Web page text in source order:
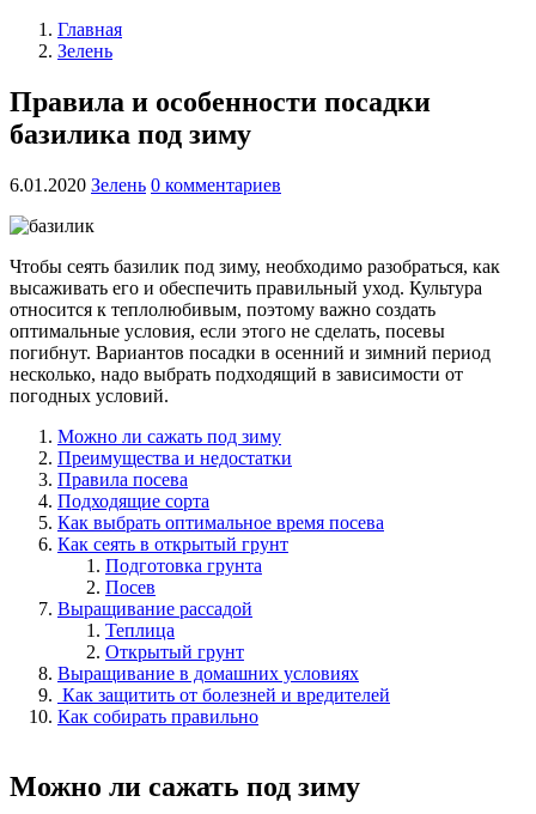
Главная
Зелень
Правила и особенности посадки
базилика под зиму
6.01.2020 Зелень 0 комментариев
Чтобы сеять базилик под зиму, необходимо разобраться, как
высаживать его и обеспечить правильный уход. Культура
относится к теплолюбивым, поэтому важно создать
оптимальные условия, если этого не сделать, посевы
погибнут. Вариантов посадки в осенний и зимний период
несколько, надо выбрать подходящий в зависимости от
погодных условий.
Можно ли сажать под зиму
Преимущества и недостатки
Правила посева
Подходящие сорта
Как выбрать оптимальное время посева
Как сеять в открытый грунт
Подготовка грунта
Посев
Выращивание рассадой
Теплица
Открытый грунт
Выращивание в домашних условиях
Как защитить от болезней и вредителей
Как собирать правильно
Можно ли сажать под зиму